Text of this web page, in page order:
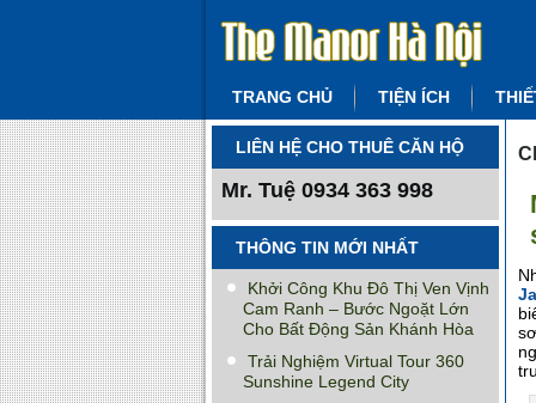
TRANG CHỦ TIỆN ÍCH
LIÊN HỆ CHO THUÊ CĂN HỘ
Mr. Tuệ 0934 363 998
THÔNG TIN MỚI NHẤT
Khởi Công Khu Đô Thị Ven Vịnh
Cam Ranh – Bước Ngoặt Lớn
Cho Bất Động Sản Khánh Hòa
Trải Nghiệm Virtual Tour 360
Sunshine Legend City